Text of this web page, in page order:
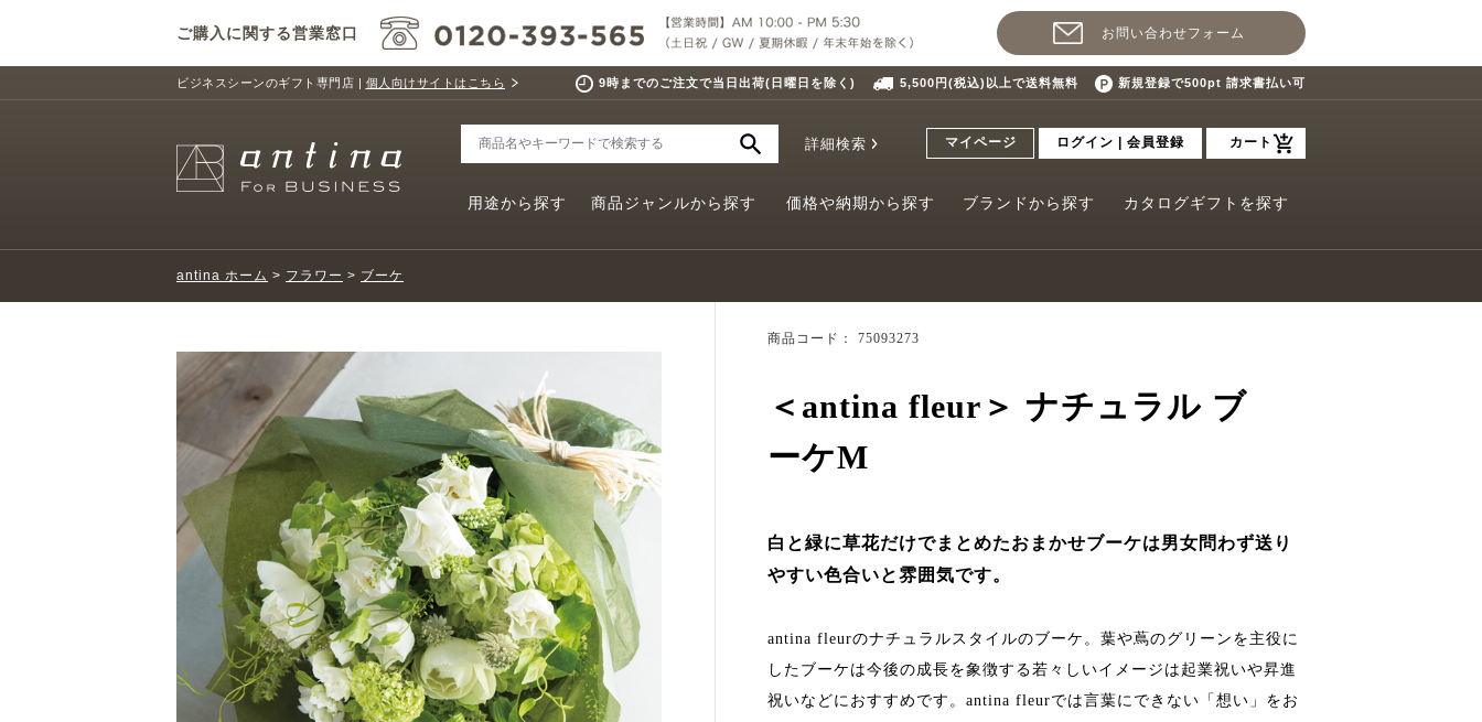
ご購入に関する営業窓口 お問い合わせフォーム
ビジネスシーンのギフト専門店 | 個人向けサイトはこちら 9時までのご注文で当日出荷(日曜日を除く) 5,500円(税込)以上で送料無料 新規登録で500pt 請求書払い可
詳細検索 マイページ ログイン | 会員登録 カート
用途から探す 商品ジャンルから探す 価格や納期から探す ブランドから探す カタログギフトを探す
antina ホーム > フラワー > ブーケ
商品コード： 75093273
＜antina fleur＞ ナチュラル ブ
ーケM
白と緑に草花だけでまとめたおまかせブーケは男女問わず送り
やすい色合いと雰囲気です。
antina fleurのナチュラルスタイルのブーケ。葉や蔦のグリーンを主役に
したブーケは今後の成長を象徴する若々しいイメージは起業祝いや昇進
祝いなどにおすすめです。antina fleurでは言葉にできない「想い」をお